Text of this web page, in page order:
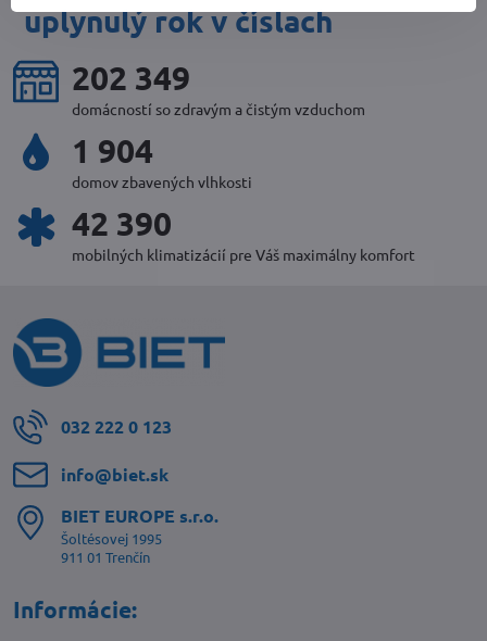
uplynulý rok v číslach
223 027
domácností so zdravým a čistým vzduchom
2 086
domov zbavených vlhkosti
46 472
mobilných klimatizácií pre Váš maximálny komfort
032 222 0 123
info​@biet​.sk
BIET EUROPE s​.r​.o​.
Šoltésovej 1995
911 01 Trenčín
Informácie: